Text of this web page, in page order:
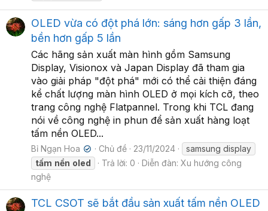
OLED vừa có đột phá lớn: sáng hơn gấp 3 lần,
bền hơn gấp 5 lần
Các hãng sản xuất màn hình gồm Samsung
Display, Visionox và Japan Display đã tham gia
vào giải pháp "đột phá" mới có thể cải thiện đáng
kể chất lượng màn hình OLED ở mọi kích cỡ, theo
trang công nghệ Flatpannel. Trong khi TCL đang
nói về công nghệ in phun để sản xuất hàng loạt
tấm nền OLED...
Bỉ Ngạn Hoa ✔ Chủ đề 23/11/2024
samsung display
tấm nền oled Trả lời: 0 Diễn đàn: Xu hướng công
nghệ
TCL CSOT sẽ bắt đầu sản xuất tấm nền OLED